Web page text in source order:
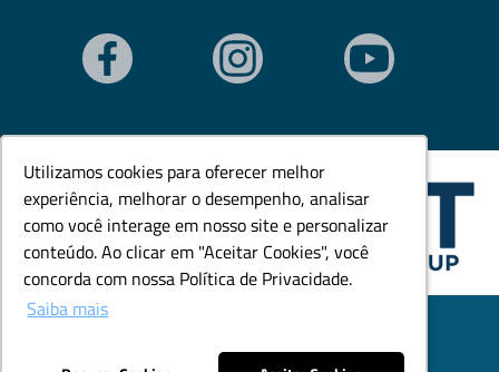
Utilizamos cookies para oferecer melhor
experiência, melhorar o desempenho, analisar
como você interage em nosso site e personalizar
conteúdo. Ao clicar em "Aceitar Cookies", você
concorda com nossa Política de Privacidade.
Saiba mais
Utilizamos cookies para oferecer melhor
experiência, melhorar o desempenho, analisar
como você interage em nosso site e personalizar
conteúdo. Ao clicar em "Aceitar Cookies", você
concorda com nossa Política de Privacidade.
Saiba mais
© Todos os direitos reservados. Goedert Ltda - CNPJ: